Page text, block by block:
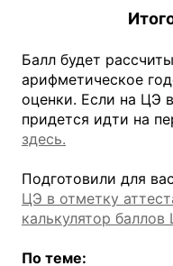
Балл будет
арифметическое
оценки. Если на ЦЭ
придется идти на
здесь.
Подготовили для
ЦЭ в отметку
калькулятор баллов
По теме: